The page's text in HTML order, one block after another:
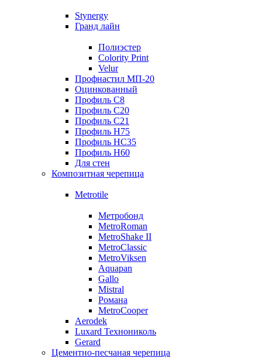
Stynergy
Гранд лайн
Полиэстер
Colority Print
Velur
Профнастил МП-20
Оцинкованный
Профиль С8
Профиль С20
Профиль С21
Профиль Н75
Профиль НС35
Профиль Н60
Для стен
Композитная черепица
Metrotile
Метробонд
MetroRoman
MetroShake II
MetroClassic
MetroViksen
Aquapan
Gallo
Mistral
Романа
MetroCooper
Aerodek
Luxard Технониколь
Gerard
Цементно-песчаная черепица